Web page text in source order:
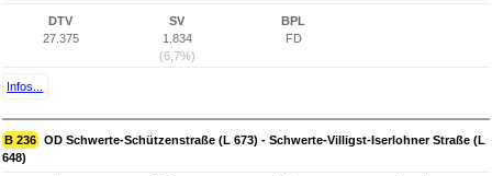
DTV
27.375
SV
1.834
(6,7%)
BPL
FD
Infos...
B 236 OD Schwerte-Schützenstraße (L 673) - Schwerte-Villigst-Iserlohner Straße (L
648)